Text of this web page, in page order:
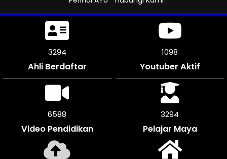
3642
Ahli Berdaftar
1214
Youtuber Aktif
7284
Video Pendidikan
3639
Pelajar Maya